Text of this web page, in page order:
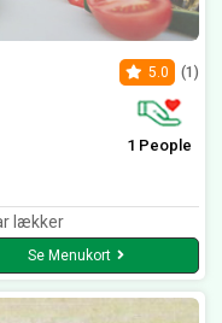
5.0 (1)
1 People
lækker
Se Menukort